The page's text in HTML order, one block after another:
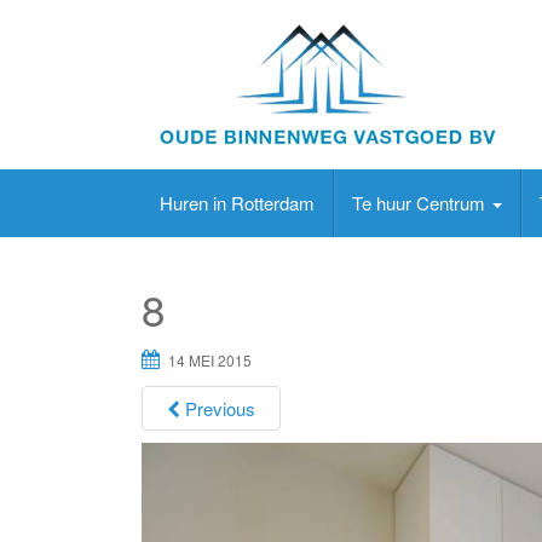
Huren in Rotterdam Te huur Centrum
8
14 MEI 2015
Previous